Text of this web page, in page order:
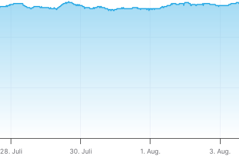
28. Juli 30. Juli 1. Aug. 3. Aug.